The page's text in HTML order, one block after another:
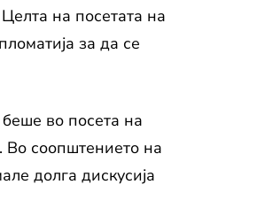
на посетата на
за да се
во посета на
Во соопштението на
долга дискусија